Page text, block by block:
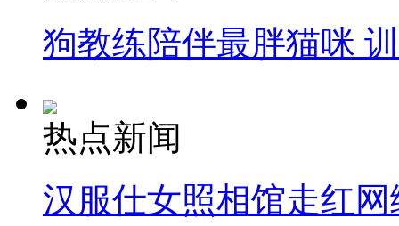
狗教练陪伴最胖猫咪
热点新闻
汉服仕女照相馆走红网